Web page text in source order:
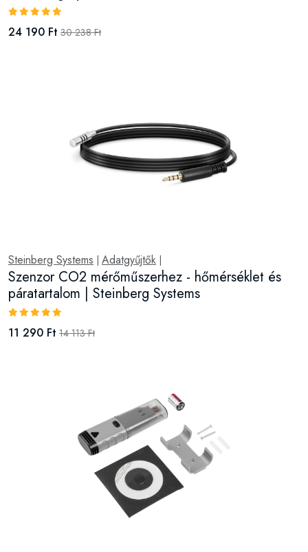
24 190 Ft 30 238 Ft
Steinberg Systems Adatgyűjtők
Szenzor CO2 mérőműszerhez - hőmérséklet és
páratartalom | Steinberg Systems
11 290 Ft 14 113 Ft